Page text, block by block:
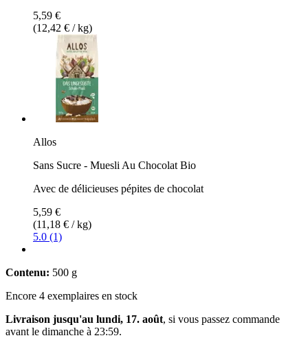
5,59 €
(12,42 € / kg)
Allos
Sans Sucre - Muesli Au Chocolat Bio
Avec de délicieuses pépites de chocolat
5,59 €
(11,18 € / kg)
5.0 (1)
Contenu: 500 g
Encore 4 exemplaires en stock
Livraison jusqu'au lundi, 17. août, si vous passez commande
avant le dimanche à 23:59.